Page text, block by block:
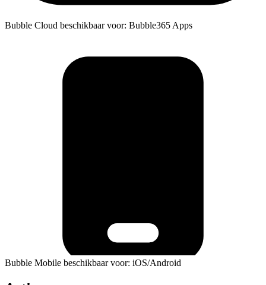
Bubble Cloud beschikbaar voor: Bubble365 Apps
Bubble Mobile beschikbaar voor: iOS/Android